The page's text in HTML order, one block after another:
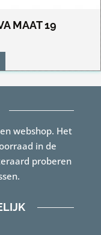
MAAT 19
webshop. Het
in de
proberen